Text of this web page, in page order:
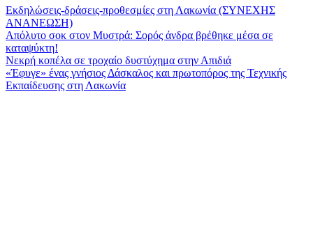
Εκδηλώσεις-δράσεις-προθεσμίες στη Λακωνία (ΣΥΝΕΧΗΣ
ΑΝΑΝΕΩΣΗ)
Απόλυτο σοκ στον Μυστρά: Σορός άνδρα βρέθηκε μέσα σε
καταψύκτη!
Νεκρή κοπέλα σε τροχαίο δυστύχημα στην Απιδιά
«Έφυγε» ένας γνήσιος Δάσκαλος και πρωτοπόρος της Τεχνικής
Εκπαίδευσης στη Λακωνία